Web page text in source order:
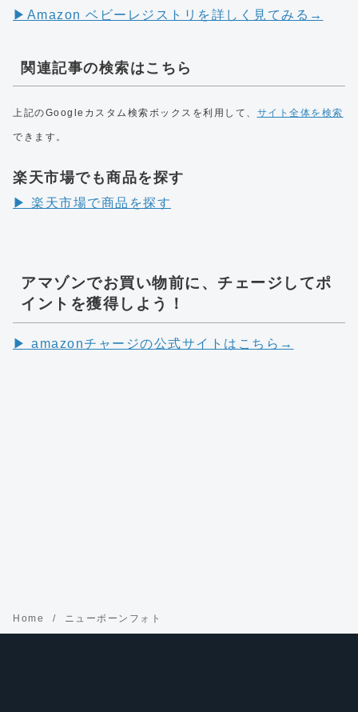
▶︎Amazon ベビーレジストリを詳しく見てみる→
関連記事の検索はこちら
上記のGoogleカスタム検索ボックスを利用して、 サイト全体を検索
できます。
楽天市場でも商品を探す
▶︎ 楽天市場で商品を探す
アマゾンでお買い物前に、チェージしてポ
イントを獲得しよう！
▶︎ amazonチャージの公式サイトはこちら→
Home ニューボーンフォト